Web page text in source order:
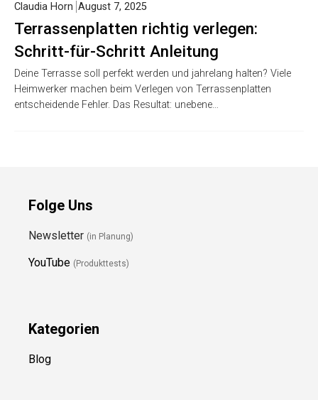
Terrassenplatten richtig verlegen:
Schritt-für-Schritt Anleitung
Claudia Horn August 7, 2025
Deine Terrasse soll perfekt werden und jahrelang halten? Viele
Heimwerker machen beim Verlegen von Terrassenplatten
entscheidende Fehler. Das Resultat: unebene…
Folge Uns
Newsletter (in Planung)
YouTube (Produkttests)
Kategorien
Blog